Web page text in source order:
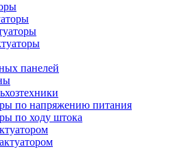
панелей
по напряжению питания
по ходу штока